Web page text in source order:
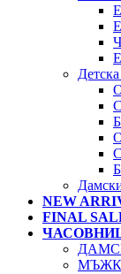
NEW
FINAL